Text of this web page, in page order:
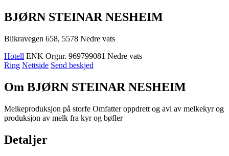
BJØRN STEINAR NESHEIM
Blikravegen 658, 5578 Nedre vats
Hotell ENK Orgnr. 969799081 Nedre vats
Ring Nettside Send beskjed
Om BJØRN STEINAR NESHEIM
Melkeproduksjon på storfe Omfatter oppdrett og avl av melkekyr og
produksjon av melk fra kyr og bøfler
Detaljer